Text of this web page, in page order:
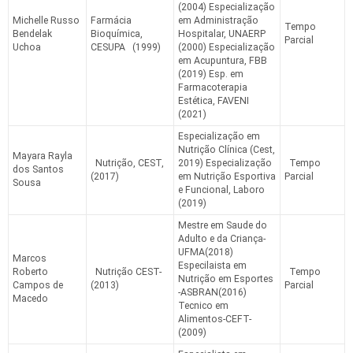
Michelle Russo
Bendelak
Uchoa
Farmácia
Bioquímica,
CESUPA (1999)
(2004) Especialização
em Administração
Hospitalar, UNAERP
(2000) Especialização
em Acupuntura, FBB
(2019) Esp. em
Farmacoterapia
Estética, FAVENI
(2021)
Tempo
Parcial
Mayara Rayla
dos Santos
Sousa
Nutrição, CEST,
(2017)
Especialização em
Nutrição Clínica (Cest,
2019) Especialização
em Nutrição Esportiva
e Funcional, Laboro
(2019)
Tempo
Parcial
Marcos
Roberto
Campos de
Macedo
Nutrição CEST-
(2013)
Mestre em Saude do
Adulto e da Criança-
UFMA(2018)
Especilaista em
Nutrição em Esportes
-ASBRAN(2016)
Tecnico em
Alimentos-CEFT-
(2009)
Tempo
Parcial